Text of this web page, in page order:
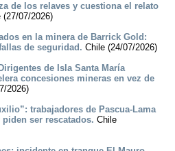
de los relaves y cuestiona el relato
(27/07/2026)
en la minera de Barrick Gold:
de seguridad. Chile (24/07/2026)
de Isla Santa María
concesiones mineras en vez de
2026)
trabajadores de Pascua-Lama
ser rescatados. Chile